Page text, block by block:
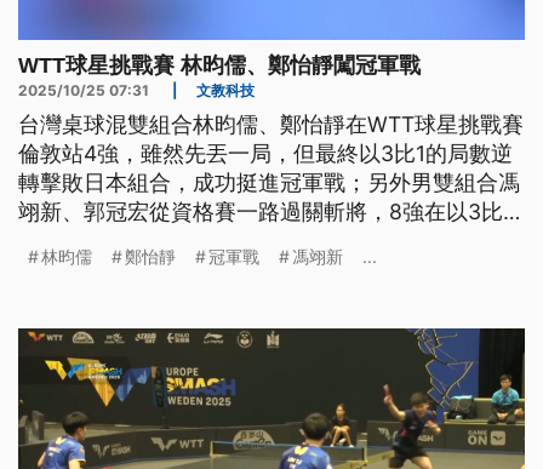
WTT球星挑戰賽 林昀儒、鄭怡靜闖冠軍戰
2025/10/25 07:31 文教科技
台灣桌球混雙組合林昀儒、鄭怡靜在WTT球星挑戰賽
倫敦站4強，雖然先丟一局，但最終以3比1的局數逆
轉擊敗日本組合，成功挺進冠軍戰；另外男雙組合馮
翊新、郭冠宏從資格賽一路過關斬將，8強在以3比1
林昀儒 鄭怡靜 冠軍戰 馮翊新 ...